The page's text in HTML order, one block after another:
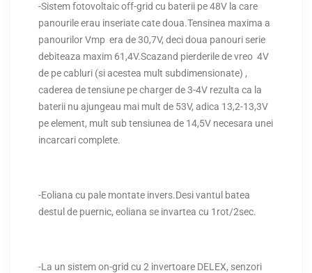
-Sistem fotovoltaic off-grid cu baterii pe 48V la care
panourile erau inseriate cate doua.Tensinea maxima a
panourilor Vmp era de 30,7V, deci doua panouri serie
debiteaza maxim 61,4V.Scazand pierderile de vreo 4V
de pe cabluri (si acestea mult subdimensionate) ,
caderea de tensiune pe charger de 3-4V rezulta ca la
baterii nu ajungeau mai mult de 53V, adica 13,2-13,3V
pe element, mult sub tensiunea de 14,5V necesara unei
incarcari complete.
-Eoliana cu pale montate invers.Desi vantul batea
destul de puernic, eoliana se invartea cu 1rot/2sec.
-La un sistem on-grid cu 2 invertoare DELEX, senzori